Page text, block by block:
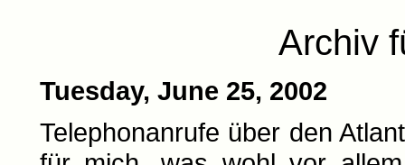
Archiv
Tuesday, June 25, 2002
Telephonanrufe über den